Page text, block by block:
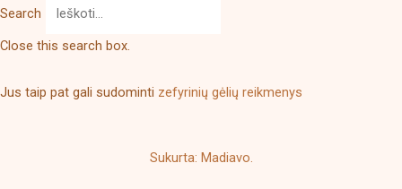
Search
Close this search box.
Jus taip pat gali sudominti zefyrinių gėlių reikmenys
Sukurta: Madiavo.